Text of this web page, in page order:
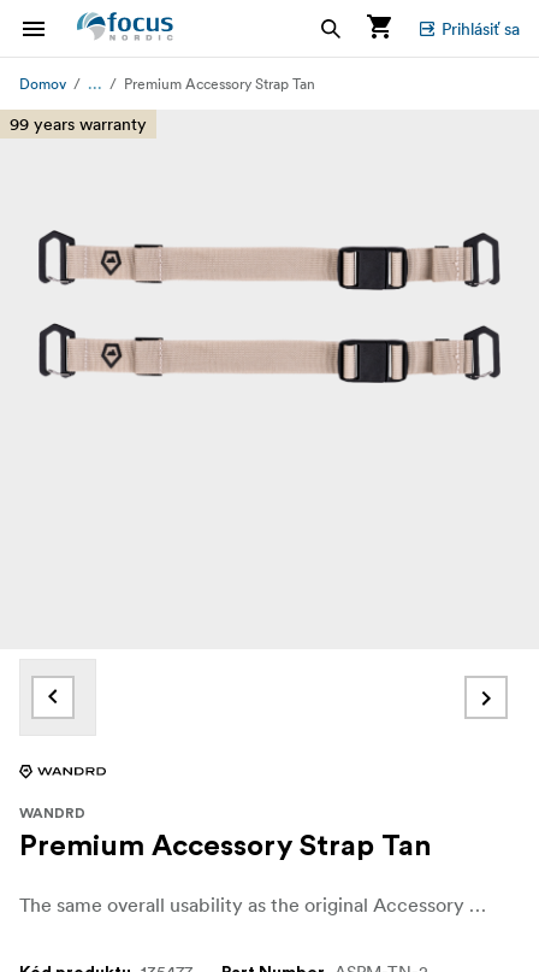
Prihlásiť sa
Domov ... Premium Accessory Strap Tan
99 years warranty
WANDRD
Premium Accessory Strap Tan
The same overall usability as the original Accessory Straps, only better; the new Premium Accessory Straps have upgraded hardware and better functionality.